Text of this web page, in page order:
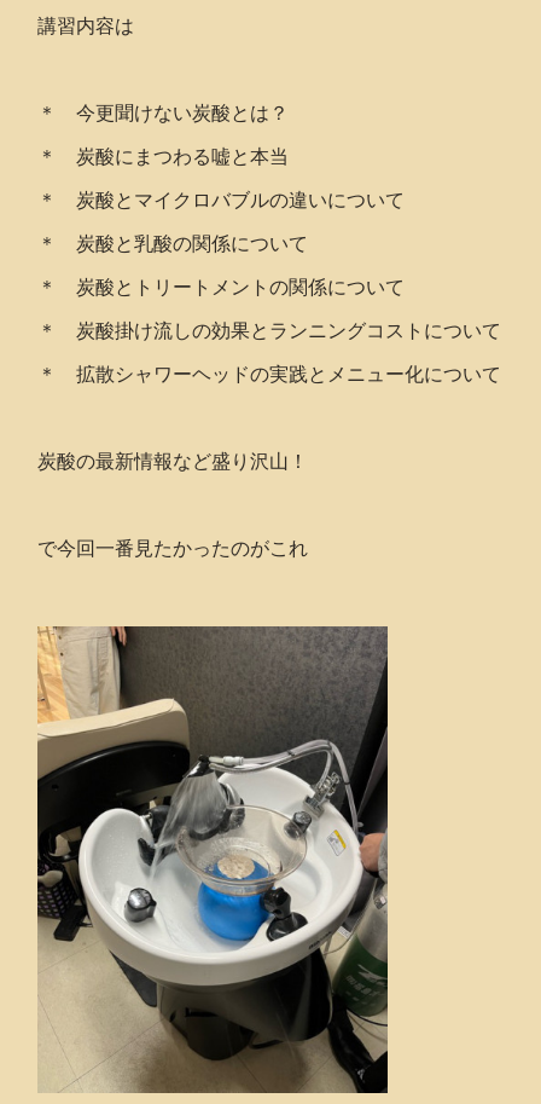
講習内容は
＊ 今更聞けない炭酸とは？
＊ 炭酸にまつわる嘘と本当
＊ 炭酸とマイクロバブルの違いについて
＊ 炭酸と乳酸の関係について
＊ 炭酸とトリートメントの関係について
＊ 炭酸掛け流しの効果とランニングコストについて
＊ 拡散シャワーヘッドの実践とメニュー化について
炭酸の最新情報など盛り沢山！
で今回一番見たかったのがこれ